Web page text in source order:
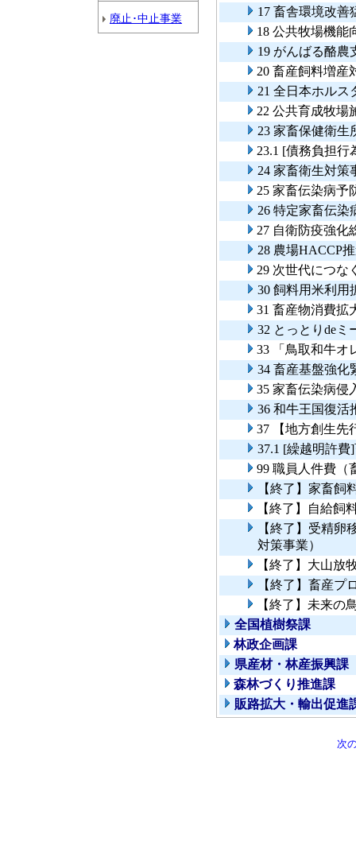
廃止･中止事業
17 畜舎環境改善
18 公共牧場機能
19 がんばる酪農
20 畜産飼料増産
21 全日本ホルス
22 公共育成牧場
23 家畜保健衛生
23.1 [債務負担
24 家畜衛生対策
25 家畜伝染病予
26 特定家畜伝染
27 自衛防疫強化
28 農場HACCP
29 次世代につな
30 飼料用米利用
31 畜産物消費拡
32 とっとりdeミ
33 「鳥取和牛オ
34 畜産基盤強化
35 家畜伝染病侵
36 和牛王国復活
37 【地方創生先
37.1 [繰越明許
99 職員人件費（
【終了】家畜飼
【終了】自給飼
【終了】受精卵
対策事業）
【終了】大山放
【終了】畜産プ
【終了】未来の
全国植樹祭課
林政企画課
県産材・林産振興課
森林づくり推進課
販路拡大・輸出促進
次